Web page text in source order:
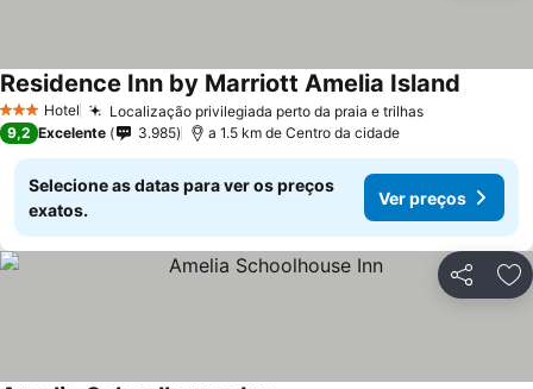
3 EstrelasHotel Localização privilegiada perto da praia e trilhas
Residence Inn by Marriott Amelia Island
9,2 Excelente 3.985 a 1.5 km de Centro da cidade
Selecione as datas para ver os preços
exatos.
Ver preços
Partilhar